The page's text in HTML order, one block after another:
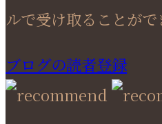
ルで受け取ることがで
ブログの読者登録